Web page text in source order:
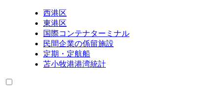
西港区
東港区
国際コンテナターミナル
民間企業の係留施設
定期・定航船
苫小牧港港湾統計